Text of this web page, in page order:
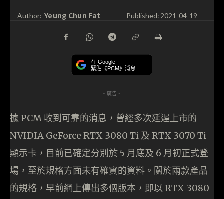
Author: Yeung Chun Fat Published: 2021-04-19
在 Google
緊貼《PCM》消息
- 廣告 -
據 PCM 收到可靠的消息，曾經多次延遲上市的
NVIDIA GeForce RTX 3080 Ti 及 RTX 3070 Ti
顯示卡，目前已確定分別於 5 月底及 6 月初正式登
場，至於規格方面未有確實的資料。關於兩款產品
的規格，早前網上傳出多個版本，即以 RTX 3080